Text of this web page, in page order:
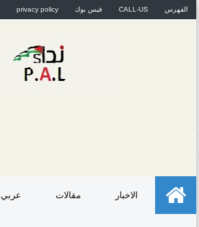
الفهرس CALL-US فيس بوك privacy policy
الاخبار مقالات عربي